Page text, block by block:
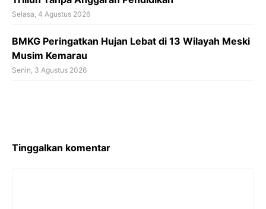
Selasa, 4 Agustus 2026
BMKG Peringatkan Hujan Lebat di 13 Wilayah Meski
Musim Kemarau
Senin, 3 Agustus 2026
Tinggalkan komentar